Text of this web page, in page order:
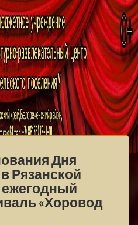
Дня
Рязанской
«Хоровод